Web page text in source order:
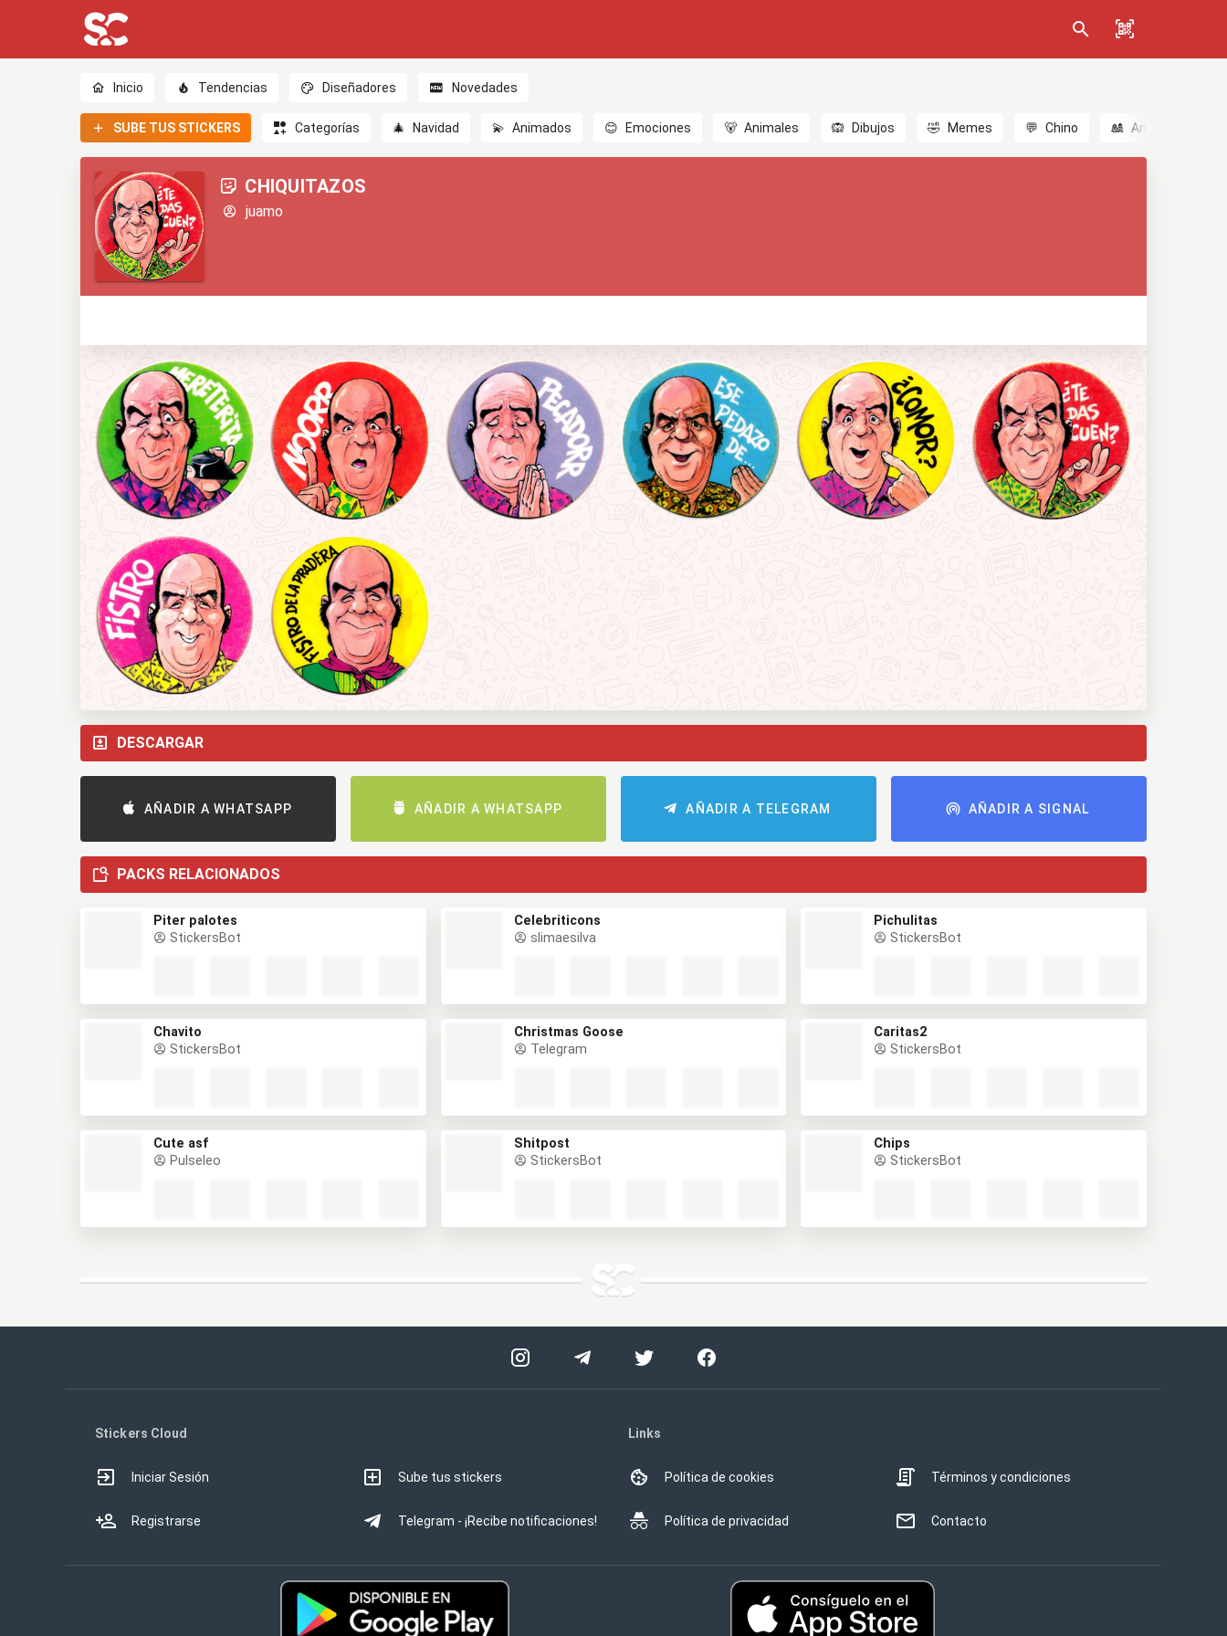
Inicio Tendencias Diseñadores Novedades
SUBE TUS STICKERS Categorías 🎄 Navidad 💫 Animados 😊 Emociones 🐻 Animales 🙉 Dibujos 🤣 Memes 💬 Chino 🎎 Anime
CHIQUITAZOS
juamo
DESCARGAR
AÑADIR A WHATSAPP AÑADIR A WHATSAPP AÑADIR A TELEGRAM AÑADIR A SIGNAL
PACKS RELACIONADOS
Piter palotes
StickersBot
Celebriticons
slimaesilva
Pichulitas
StickersBot
Chavito
StickersBot
Christmas Goose
Telegram
Caritas2
StickersBot
Cute asf
Pulseleo
Shitpost
StickersBot
Chips
StickersBot
Stickers Cloud
Iniciar Sesión
Registrarse
Sube tus stickers
Telegram - ¡Recibe notificaciones!
Links
Política de cookies
Política de privacidad
Términos y condiciones
Contacto